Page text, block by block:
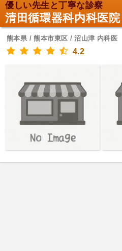
優しい先生と丁寧な診察
清田循環器科内科医院
熊本県 / 熊本市東区 / 沼山津 内科医
4.2